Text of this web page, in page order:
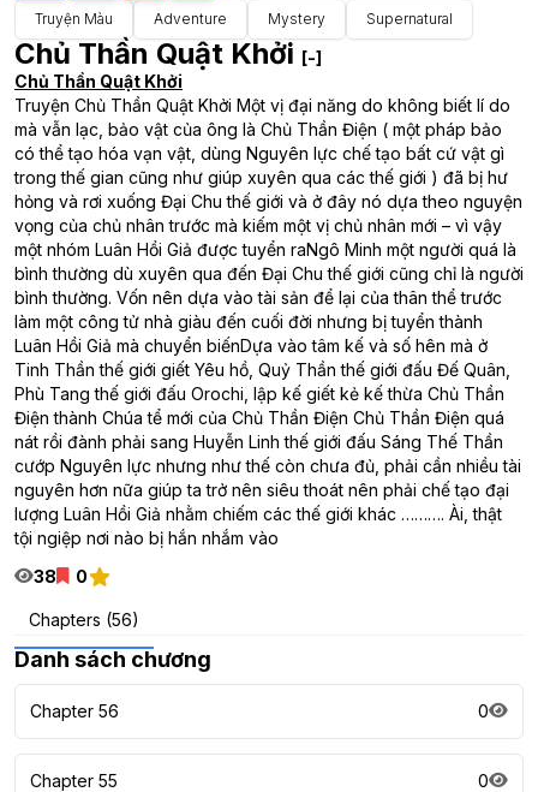
Truyện Màu Adventure Mystery Supernatural
Chủ Thần Quật Khởi [-]
Chủ Thần Quật Khởi
Truyện Chủ Thần Quật Khởi Một vị đại năng do không biết lí do
mà vẫn lạc, bảo vật của ông là Chủ Thần Điện ( một pháp bảo
có thể tạo hóa vạn vật, dùng Nguyên lực chế tạo bất cứ vật gì
trong thế gian cũng như giúp xuyên qua các thế giới ) đã bị hư
hỏng và rơi xuống Đại Chu thế giới và ở đây nó dựa theo nguyện
vọng của chủ nhân trước mà kiếm một vị chủ nhân mới – vì vậy
một nhóm Luân Hồi Giả được tuyển raNgô Minh một người quá là
bình thường dù xuyên qua đến Đại Chu thế giới cũng chỉ là người
bình thường. Vốn nên dựa vào tài sản để lại của thân thể trước
làm một công tử nhà giàu đến cuối đời nhưng bị tuyển thành
Luân Hồi Giả mà chuyển biếnDựa vào tâm kế và số hên mà ở
Tinh Thần thế giới giết Yêu hồ, Quỷ Thần thế giới đấu Đế Quân,
Phù Tang thế giới đấu Orochi, lập kế giết kẻ kế thừa Chủ Thần
Điện thành Chúa tể mới của Chủ Thần Điện Chủ Thần Điện quá
nát rồi đành phải sang Huyễn Linh thế giới đấu Sáng Thế Thần
cướp Nguyên lực nhưng như thế còn chưa đủ, phải cần nhiều tài
nguyên hơn nữa giúp ta trở nên siêu thoát nên phải chế tạo đại
lượng Luân Hồi Giả nhằm chiếm các thế giới khác ………. Ài, thật
tội ngiệp nơi nào bị hắn nhắm vào
38
0
Chapters (56)
Danh sách chương
Chapter 56 0
Chapter 55 0